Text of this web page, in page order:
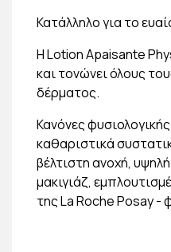
Κατάλληλο για το
Η Lotion Apaisante
και τονώνει όλους
δέρματος.
Κανόνες
καθαριστικά
βέλτιστη ανοχή,
μακιγιάζ,
της La Roche Posay -